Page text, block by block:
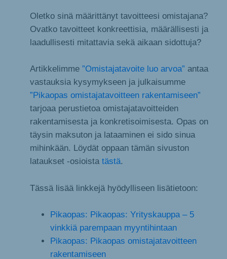
Oletko sinä määrittänyt tavoitteesi omistajana?
Ovatko tavoitteet konkreettisia, määrällisesti ja
laadullisesti mitattavia sekä aikaan sidottuja?
Artikkelimme ”Omistajatavoite luo arvoa” antaa
vastauksia kysymykseen ja julkaisumme
”Pikaopas omistajatavoitteen rakentamiseen”
tarjoaa perustietoa omistajatavoitteiden
rakentamisesta ja konkretisoimisesta. Opas on
täysin maksuton ja lataaminen ei sido sinua
mihinkään. Löydät oppaan tämän sivuston
lataukset -osioista tästä.
Tässä lisää linkkejä hyödylliseen lisätietoon:
Pikaopas: Pikaopas: Yrityskauppa – 5
vinkkiä parempaan myyntihintaan
Pikaopas: Pikaopas omistajatavoitteen
rakentamiseen